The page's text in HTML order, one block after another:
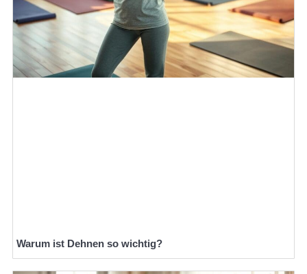
Warum ist Dehnen so wichtig?